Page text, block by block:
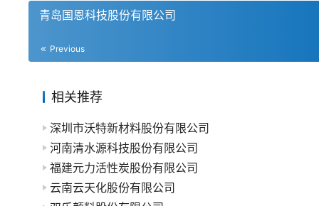
青岛国恩科技股份有限公司
Previous
相关推荐
深圳市沃特新材料股份有限公司
河南清水源科技股份有限公司
福建元力活性炭股份有限公司
云南云天化股份有限公司